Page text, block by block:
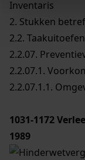
Inventaris
2. Stukken
2.2.
2.2.07.
2.2.07.1.
2.2.07.1.1.
1031-1172
1989